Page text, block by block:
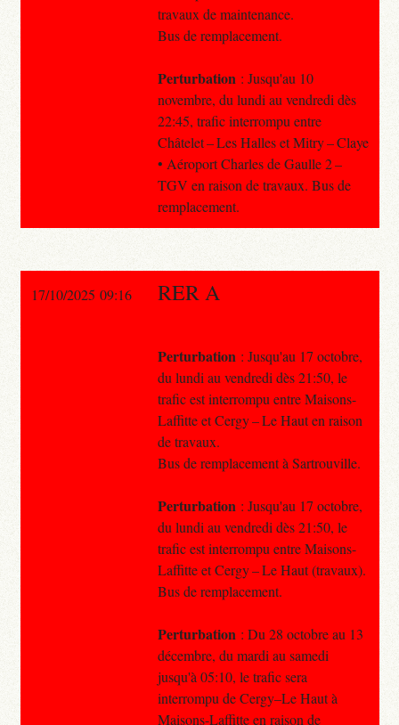
travaux de maintenance.
Bus de remplacement.
Perturbation : Jusqu'au 10
novembre, du lundi au vendredi dès
22:45, trafic interrompu entre
Châtelet – Les Halles et Mitry – Claye
• Aéroport Charles de Gaulle 2 –
TGV en raison de travaux. Bus de
remplacement.
17/10/2025 09:16 RER A
Perturbation : Jusqu'au 17 octobre,
du lundi au vendredi dès 21:50, le
trafic est interrompu entre Maisons-
Laffitte et Cergy – Le Haut en raison
de travaux.
Bus de remplacement à Sartrouville.
Perturbation : Jusqu'au 17 octobre,
du lundi au vendredi dès 21:50, le
trafic est interrompu entre Maisons-
Laffitte et Cergy – Le Haut (travaux).
Bus de remplacement.
Perturbation : Du 28 octobre au 13
décembre, du mardi au samedi
jusqu'à 05:10, le trafic sera
interrompu de Cergy–Le Haut à
Maisons-Laffitte en raison de